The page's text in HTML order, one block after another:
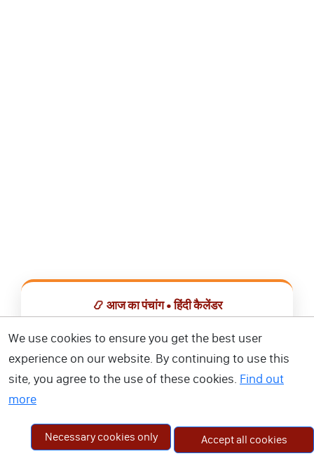
📿 आज का पंचांग • हिंदी कैलेंडर
📅 हिंदी कैलेंडर ऐप डाउनलोड करें
We use cookies to ensure you get the best user
experience on our website. By continuing to use this
site, you agree to the use of these cookies. Find out
more
Necessary cookies only Accept all cookies